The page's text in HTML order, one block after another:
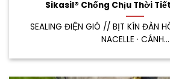
Sikasil® Chống Chịu Thời
SEALING ĐIỆN GIÓ // BỊT KÍN ĐÀN
NACELLE · CÁNH...